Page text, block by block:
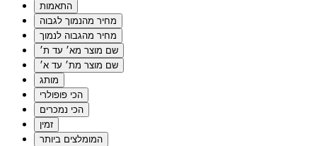
התאמות
מחיר מהנמוך לגבוה
מחיר מהגבוה לנמוך
שם מוצר מא׳ עד ת׳
שם מוצר מת׳ עד א׳
מותג
הכי פופולרי
הכי נמכרים
זמין
המומלצים ביותר